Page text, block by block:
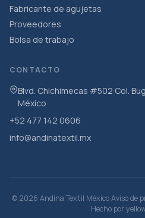
Fabricante de agujetas
Proveedores
Bolsa de trabajo
CONTACTO
Blvd. Chichimecas #502 Col.
México
+52 477 142 0606
info@andinatextil.mx
© 2026 Andina Textil México·Aviso de
Hecho por